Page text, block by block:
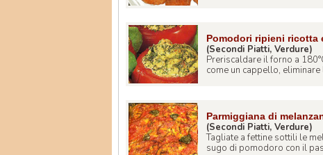
Pomodori ripieni ricotta
(Secondi Piatti, Verdure)
Preriscaldare il forno a
come un cappello, eliminare
Parmiggiana di
(Secondi Piatti, Verdure)
Tagliate a fettine sottili le
sugo di pomodoro con il